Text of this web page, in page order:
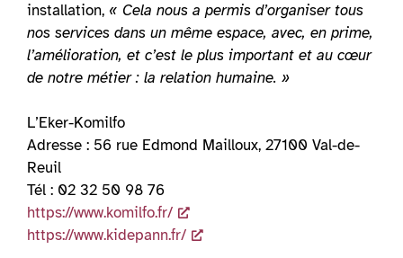
installation, « Cela nous a permis d’organiser tous
nos services dans un même espace, avec, en prime,
l’amélioration, et c’est le plus important et au cœur
de notre métier : la relation humaine. »
L’Eker-Komilfo
Adresse : 56 rue Edmond Mailloux, 27100 Val-de-
Reuil
Tél : 02 32 50 98 76
https://www.komilfo.fr/
https://www.kidepann.fr/